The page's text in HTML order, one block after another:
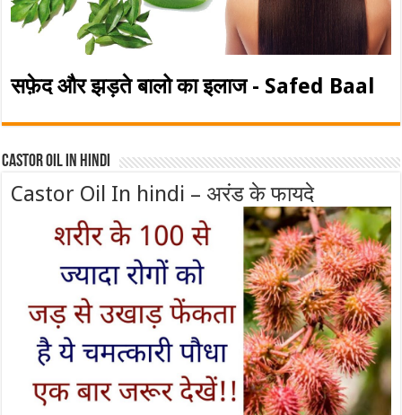
सफ़ेद और झड़ते बालो का इलाज - Safed Baal
Castor Oil In Hindi
Castor Oil In hindi – अरंड के फायदे